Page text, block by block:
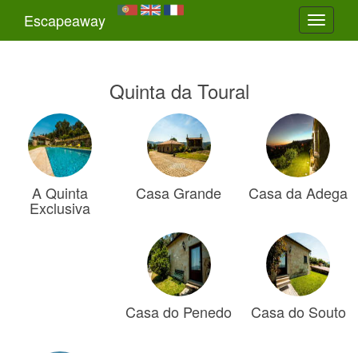
Toggle
Escapeaway
Quinta da Toural
A Quinta
Exclusiva
Casa Grande Casa da Adega
Casa do Penedo Casa do Souto